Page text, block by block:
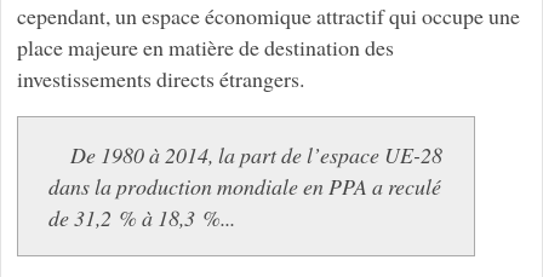
cependant, un espace économique attractif qui occupe une
place majeure en matière de destination des
investissements directs étrangers.
De 1980 à 2014, la part de l’espace UE-28
dans la production mondiale en PPA a reculé
de 31,2 % à 18,3 %...